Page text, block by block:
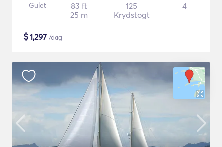
Gulet
83 ft
25 m
125
Krydstogt
4
$1,297 /dag